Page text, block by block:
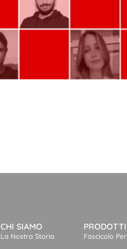
CHI SIAMO
La Nostra Storia
PRODOTTI
Fascicolo